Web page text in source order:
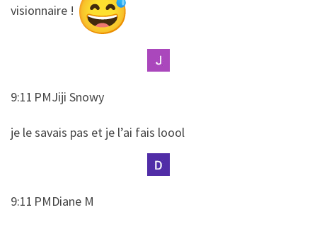
​​visionnaire !
9:11 PMJiji Snowy
​​je le savais pas et je l’ai fais loool
9:11 PMDiane M